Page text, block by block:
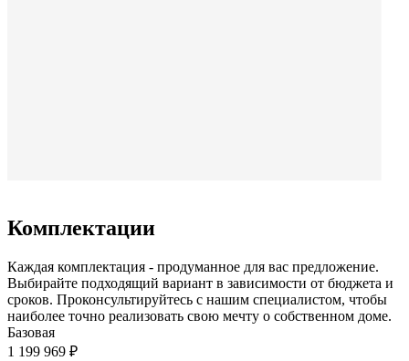
Комплектации
Каждая комплектация - продуманное для вас предложение.
Выбирайте подходящий вариант в зависимости от бюджета и
сроков. Проконсультируйтесь с нашим специалистом, чтобы
наиболее точно реализовать свою мечту о собственном доме.
Базовая
1 199 969 ₽